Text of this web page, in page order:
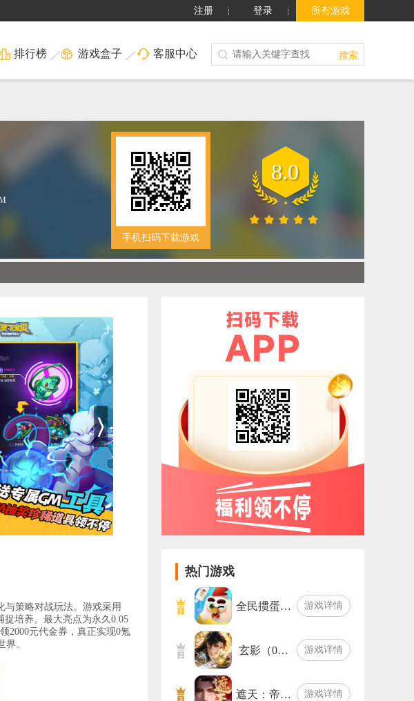
注册 登录 所有游戏
排行榜 游戏盒子 客服中心 搜索
手机扫码下载游戏
8.0
与策略对战玩法。游戏采用
培养。最大亮点为永久0.05
2000元代金券，真正实现0氪
。
热门游戏
全民掼蛋… 游戏详情
玄影（0… 游戏详情
遮天：帝… 游戏详情